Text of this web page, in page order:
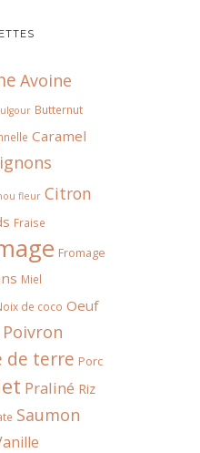
Avoine
Butternut
Caramel
fleur Citron
Fraise
Fromage
Miel
de coco Oeuf
Poivron
de terre Porc
Praliné Riz
Saumon